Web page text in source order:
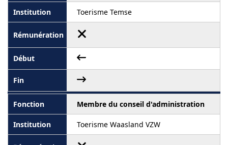
Toerisme Temse
Membre du conseil d'administration
Toerisme Waasland VZW